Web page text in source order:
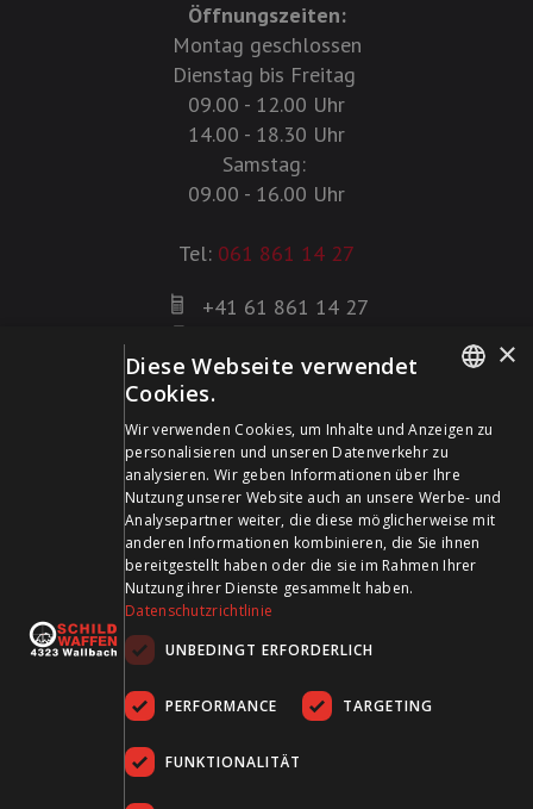
Öffnungszeiten:
Montag geschlossen
Dienstag bis Freitag
09.00 - 12.00 Uhr
14.00 - 18.30 Uhr
Samstag:
09.00 - 16.00 Uhr
Tel: 061 861 14 27
+41 61 861 14 27
info@schildwaffen.ch
Zahlungsmittel
Besuchen Sie uns in den Sozialen Medien und bleiben Sie
auf dem Laufenden!
FRENCH
×
Diese Webseite verwendet
Cookies.
Wir verwenden Cookies, um Inhalte und Anzeigen zu
personalisieren und unseren Datenverkehr zu
analysieren. Wir geben Informationen über Ihre
Nutzung unserer Website auch an unsere Werbe- und
Analysepartner weiter, die diese möglicherweise mit
anderen Informationen kombinieren, die Sie ihnen
bereitgestellt haben oder die sie im Rahmen Ihrer
Nutzung ihrer Dienste gesammelt haben.
Datenschutzrichtlinie
UNBEDINGT ERFORDERLICH
PERFORMANCE TARGETING
FUNKTIONALITÄT